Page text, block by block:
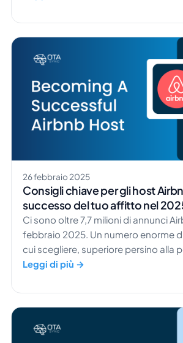
considererebbe di restare se
nuove opportunità di formazione e
di un numero ENORME. La forza
chiaro […]
26 febbraio 2025
Consigli chiave per gli host
successo del tuo affitto nel
Ci sono oltre 7,7 milioni di annunci
febbraio 2025. Un numero enorme
cui scegliere, superiore persino alla
Hong Kong. Come potrebbe
giusto per aumentare la visibilità
Con questa […]
Leggi di più →